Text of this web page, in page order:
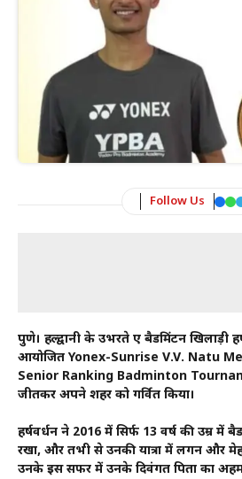
Follow Us
पुणे। हल्द्वानी के उभरते हुए बैडमिंटन खिलाड़ी
आयोजित Yonex-Sunrise V.V. Natu
Senior Ranking Badminton
जीतकर अपने शहर को गर्वित किया।
हर्षवर्धन ने 2016 में सिर्फ 13 वर्ष की उम्र में
रखा, और तभी से उनकी यात्रा में लगन और
उनके इस सफर में उनके दिवंगत पिता का अहम